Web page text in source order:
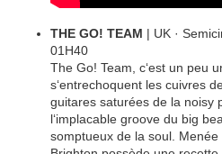
THE GO! TEAM | UK ·
01H40
The Go! Team, c‘est un peu
s‘entrechoquent les cuivres
guitares saturées de la noisy
l‘implacable groove du big
somptueux de la soul.